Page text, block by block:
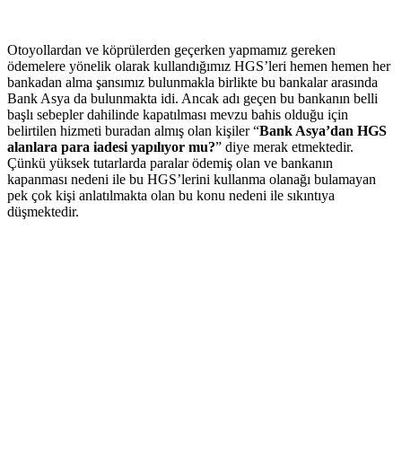
Otoyollardan ve köprülerden geçerken yapmamız gereken
ödemelere yönelik olarak kullandığımız HGS’leri hemen hemen her
bankadan alma şansımız bulunmakla birlikte bu bankalar arasında
Bank Asya da bulunmakta idi. Ancak adı geçen bu bankanın belli
başlı sebepler dahilinde kapatılması mevzu bahis olduğu için
belirtilen hizmeti buradan almış olan kişiler “Bank Asya’dan HGS
alanlara para iadesi yapılıyor mu?” diye merak etmektedir.
Çünkü yüksek tutarlarda paralar ödemiş olan ve bankanın
kapanması nedeni ile bu HGS’lerini kullanma olanağı bulamayan
pek çok kişi anlatılmakta olan bu konu nedeni ile sıkıntıya
düşmektedir.